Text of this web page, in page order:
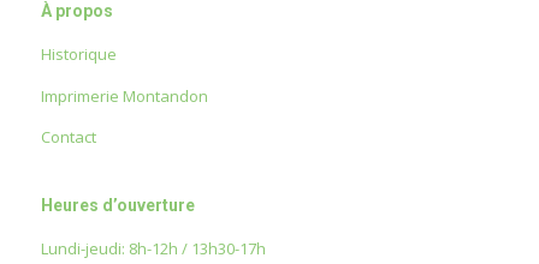
À propos
Historique
Imprimerie Montandon
Contact
Heures d’ouverture
Lundi-jeudi: 8h-12h / 13h30-17h